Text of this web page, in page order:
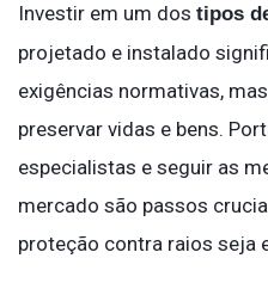
Investir em um dos tipos
projetado e instalado
exigências normativas,
preservar vidas e bens.
especialistas e seguir as
mercado são passos
proteção contra raios seja